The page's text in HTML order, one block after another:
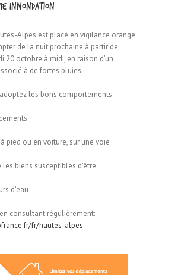
innondation
Alpes est placé en vigilance orange
de la nuit prochaine à partir de
20 octobre à midi, en raison d’un
à de fortes pluies.
les bons comportements :
à pied ou en voiture, sur une voie
biens susceptibles d’être
d’eau
consultant régulièrement:
fr/hautes-alpes